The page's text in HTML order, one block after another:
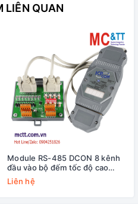
LIÊN QUAN
Module RS-485 DCON 8 kênh
đầu vào bộ đếm tốc độ cao
HSC+8 kênh đầu ra PWM ICP
DAS I-7088D-G/S CR
Liên hệ